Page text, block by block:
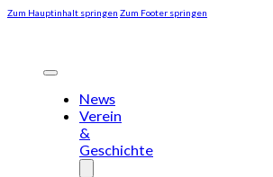
Zum Hauptinhalt springen Zum Footer springen
News
Verein
&
Geschichte